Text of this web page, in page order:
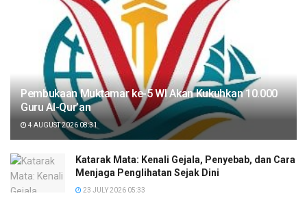
Pembukaan Muktamar ke-5 WI Akan Kukuhkan 10.000
Guru Al-Qur’an
4 AUGUST 2026 08:31
Katarak Mata: Kenali Gejala, Penyebab, dan Cara
Menjaga Penglihatan Sejak Dini
23 JULY 2026 05:33